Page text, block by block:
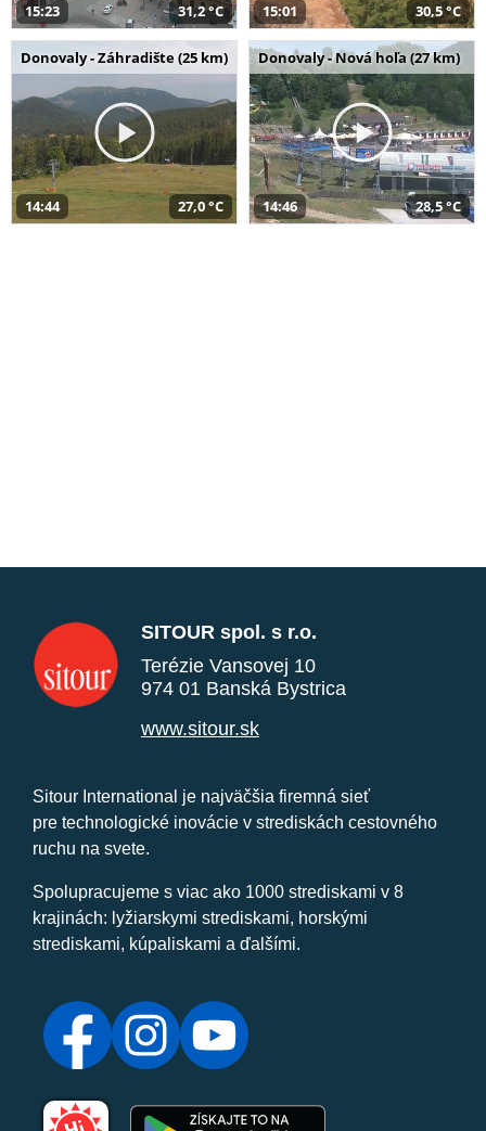
15:23 31,2 °C 15:01 30,5 °C
Donovaly - Záhradište (25 km)
14:44 27,0 °C
Donovaly - Nová hoľa (27 km)
14:46 28,5 °C
SITOUR spol. s r.o.
Terézie Vansovej 10
974 01 Banská Bystrica
www.sitour.sk
Sitour International je najväčšia firemná sieť
pre technologické inovácie v strediskách cestovného
ruchu na svete.
Spolupracujeme s viac ako 1000 strediskami v 8
krajinách: lyžiarskymi strediskami, horskými
strediskami, kúpaliskami a ďalšími.